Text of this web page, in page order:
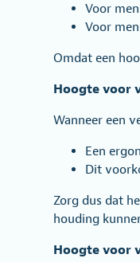
Voor
Voor
Omdat een
Hoogte voor
Wanneer een
Een
Dit
Zorg dus dat
houding
Hoogte voor